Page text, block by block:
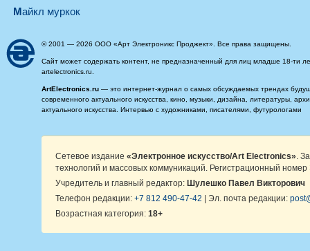
майкл муркок
© 2001 — 2026 ООО «Арт Электроникс Проджект». Все права защищены.
Сайт может содержать контент, не предназначенный для лиц младше 18-ти
artelectronics.ru.
ArtElectronics.ru — это интернет-журнал о самых обсуждаемых трендах
современного актуального искусства, кино, музыки, дизайна, литературы,
актуального искусства. Интервью с художниками, писателями, футурологами
Сетевое издание «Электронное искусство/Art Electronics» .
технологий и массовых коммуникаций. Регистрационный
Учредитель и главный редактор: Шулешко Павел Викторович
Телефон редакции: +7 812 490-47-42 | Эл. почта редакции:
Возрастная категория: 18+